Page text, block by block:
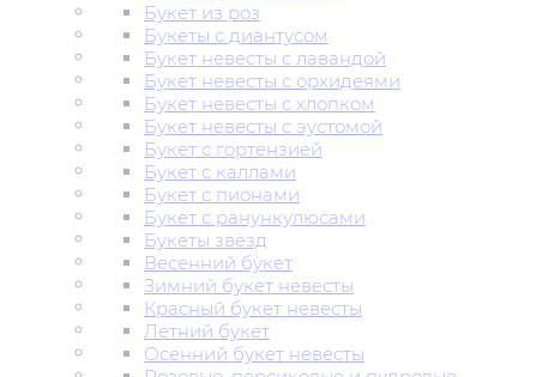
Букет из роз
Букеты с диантусом
Букет невесты с лавандой
Букет невесты с орхидеями
Букет невесты с хлопком
Букет невесты с эустомой
Букет с гортензией
Букет с каллами
Букет с пионами
Букет с ранункулюсами
Букеты звёзд
Весенний букет
Зимний букет невесты
Красный букет невесты
Летний букет
Осенний букет невесты